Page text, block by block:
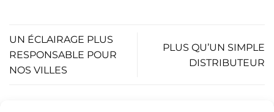
UN ÉCLAIRAGE PLUS
RESPONSABLE POUR
NOS VILLES
PLUS QU’UN SIMPLE
DISTRIBUTEUR